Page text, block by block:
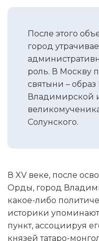
После этого
город
роль. В Москву
святыни –
Владимирской
Солунского.
В XV веке, после
Орды, город
какое-либо
историки
пункт, ассоциируя
князей татаро-